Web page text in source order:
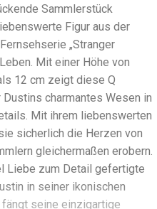
Sammlerstück
Figur aus der
„Stranger
Mit einer Höhe von
12 cm zeigt diese Q
charmantes Wesen in
Mit ihrem liebenswerten
sicherlich die Herzen von
gleichermaßen erobern.
Liebe zum Detail gefertigte
in seiner ikonischen
fängt seine einzigartige